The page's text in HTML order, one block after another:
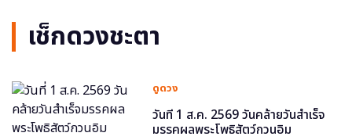
เช็กดวงชะตา
ดูดวง
วันที่ 1 ส.ค. 2569 วันคล้ายวันสำเร็จ
มรรคผลพระโพธิสัตว์กวนอิม